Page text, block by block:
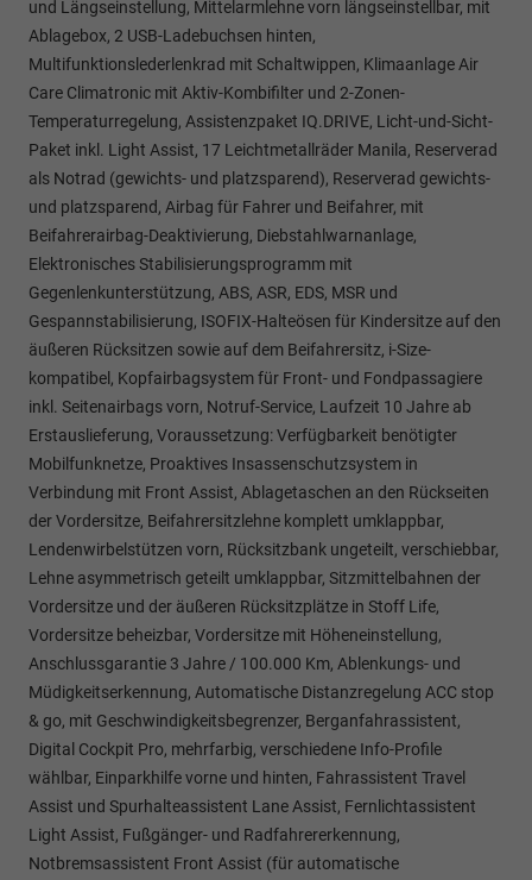
und Längseinstellung, Mittelarmlehne vorn längseinstellbar, mit
Ablagebox, 2 USB-Ladebuchsen hinten,
Multifunktionslederlenkrad mit Schaltwippen, Klimaanlage Air
Care Climatronic mit Aktiv-Kombifilter und 2-Zonen-
Temperaturregelung, Assistenzpaket IQ.DRIVE, Licht-und-Sicht-
Paket inkl. Light Assist, 17 Leichtmetallräder Manila, Reserverad
als Notrad (gewichts- und platzsparend), Reserverad gewichts-
und platzsparend, Airbag für Fahrer und Beifahrer, mit
Beifahrerairbag-Deaktivierung, Diebstahlwarnanlage,
Elektronisches Stabilisierungsprogramm mit
Gegenlenkunterstützung, ABS, ASR, EDS, MSR und
Gespannstabilisierung, ISOFIX-Halteösen für Kindersitze auf den
äußeren Rücksitzen sowie auf dem Beifahrersitz, i-Size-
kompatibel, Kopfairbagsystem für Front- und Fondpassagiere
inkl. Seitenairbags vorn, Notruf-Service, Laufzeit 10 Jahre ab
Erstauslieferung, Voraussetzung: Verfügbarkeit benötigter
Mobilfunknetze, Proaktives Insassenschutzsystem in
Verbindung mit Front Assist, Ablagetaschen an den Rückseiten
der Vordersitze, Beifahrersitzlehne komplett umklappbar,
Lendenwirbelstützen vorn, Rücksitzbank ungeteilt, verschiebbar,
Lehne asymmetrisch geteilt umklappbar, Sitzmittelbahnen der
Vordersitze und der äußeren Rücksitzplätze in Stoff Life,
Vordersitze beheizbar, Vordersitze mit Höheneinstellung,
Anschlussgarantie 3 Jahre / 100.000 Km, Ablenkungs- und
Müdigkeitserkennung, Automatische Distanzregelung ACC stop
& go, mit Geschwindigkeitsbegrenzer, Berganfahrassistent,
Digital Cockpit Pro, mehrfarbig, verschiedene Info-Profile
wählbar, Einparkhilfe vorne und hinten, Fahrassistent Travel
Assist und Spurhalteassistent Lane Assist, Fernlichtassistent
Light Assist, Fußgänger- und Radfahrererkennung,
Notbremsassistent Front Assist (für automatische